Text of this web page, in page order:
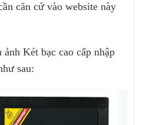
căn cứ vào website này
Két bạc cao cấp nhập
sau: